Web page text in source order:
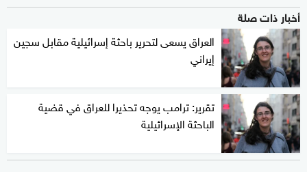
أخبار ذات صلة
العراق يسعى لتحرير باحثة إسرائيلية مقابل سجين
إيراني
تقرير: ترامب يوجه تحذيرا للعراق في قضية
الباحثة الإسرائيلية